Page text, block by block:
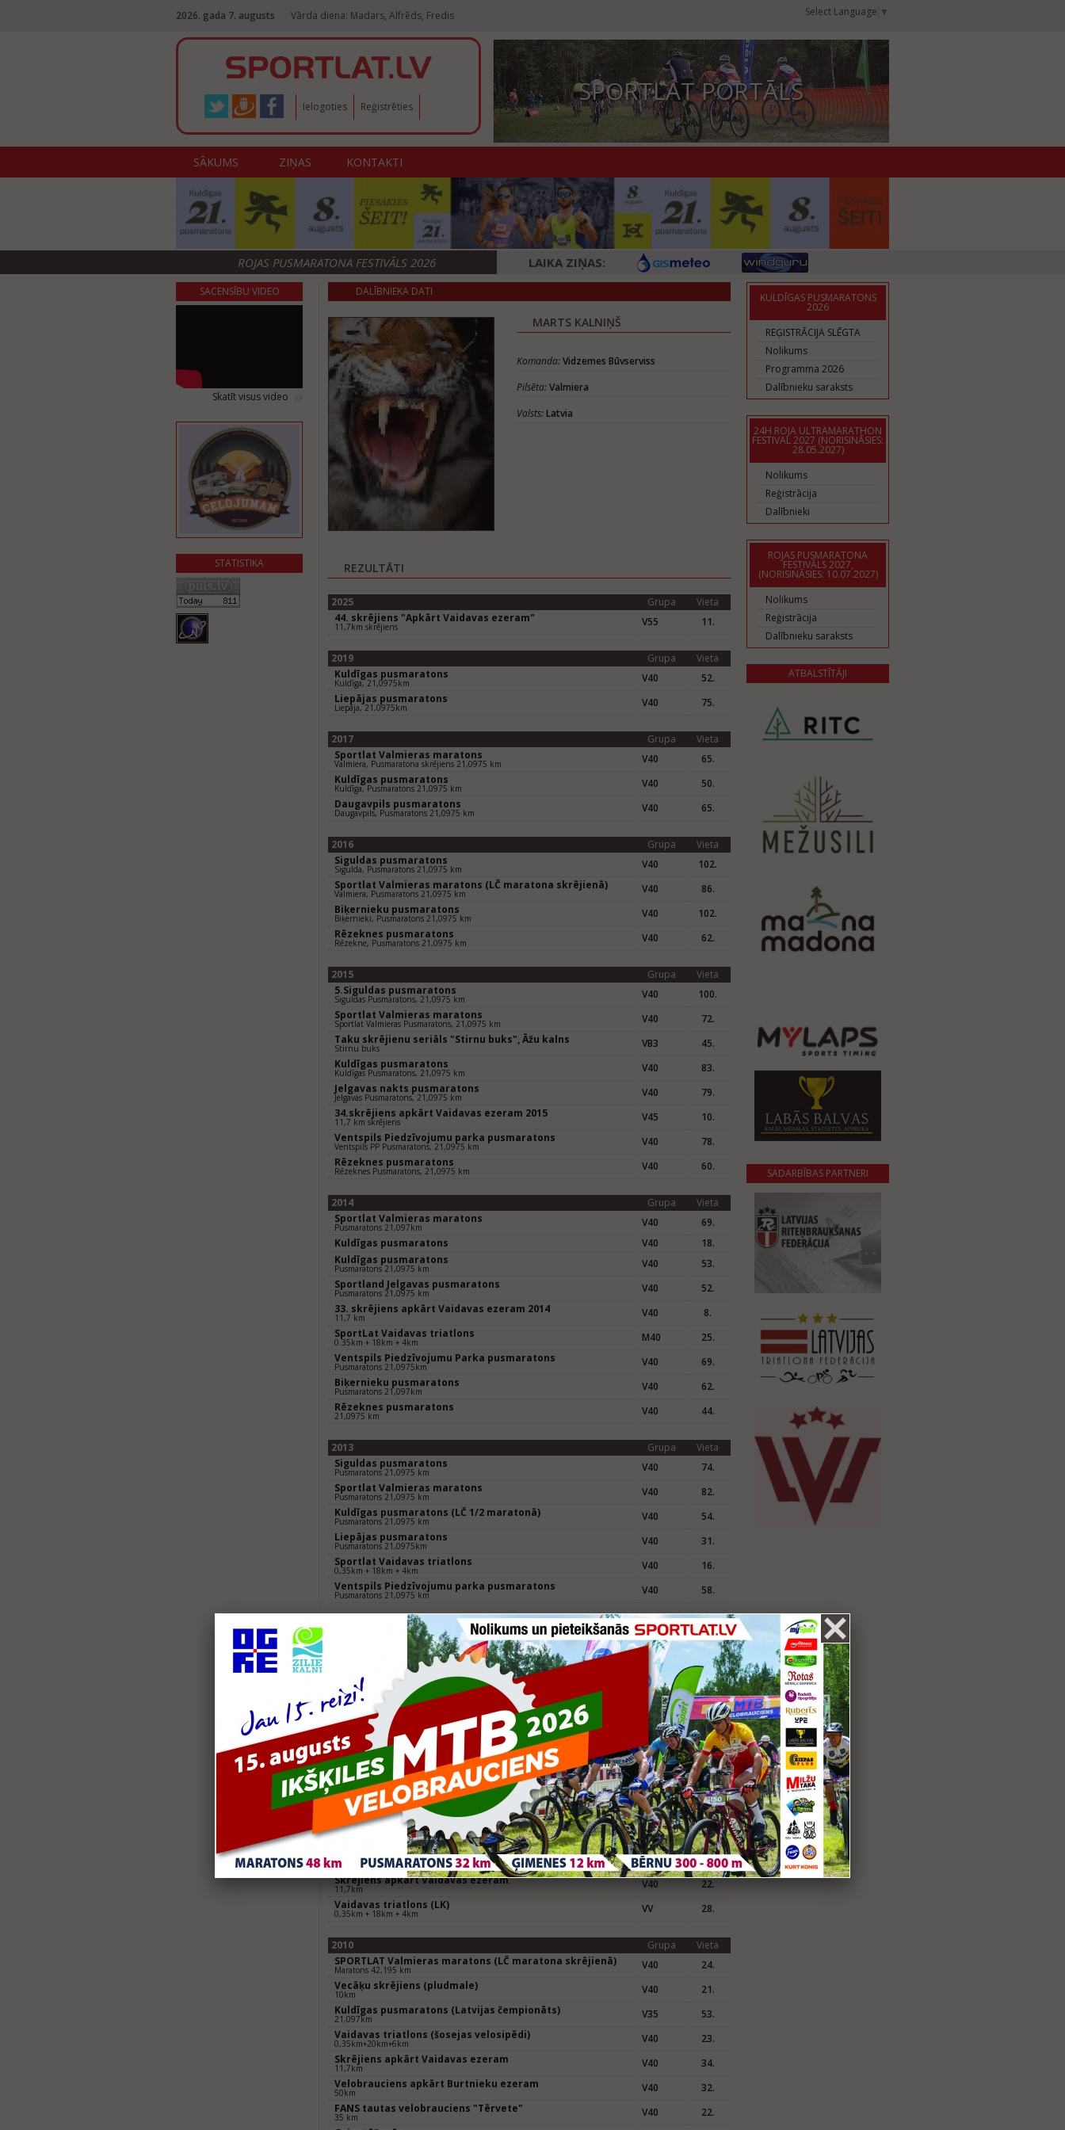
2026. gada 7. augusts Vārda diena: Madars, Alfrēds, Fredis Select Language ▼
Ielogoties Reģistrēties SPORTLAT PORTĀLS
SĀKUMS ZIŅAS KONTAKTI
ROJAS PUSMARATONA FESTIVĀLS 2026 LAIKA ZIŅAS:
SACENSĪBU VIDEO
Skatīt visus video
STATISTIKA
DALĪBNIEKA DATI
MARTS KALNIŅŠ
Komanda:Vidzemes Būvserviss
Pilsēta:Valmiera
Valsts:Latvia
REZULTĀTI
2025 Grupa
Vieta
44. skrējiens "Apkārt Vaidavas ezeram"
11,7km skrējiens V55 11.
2019 Grupa
Vieta
Kuldīgas pusmaratons
Kuldīga, 21,0975km V40
52.
Liepājas pusmaratons
Liepāja, 21,0975km V40 75.
2017 Grupa
Vieta
Sportlat Valmieras maratons
Valmiera, Pusmaratona skrējiens 21,0975 km V40
65.
Kuldīgas pusmaratons
Kuldīga, Pusmaratons 21,0975 km V40
50.
Daugavpils pusmaratons
Daugavpils, Pusmaratons 21,0975 km V40 65.
2016 Grupa
Vieta
Siguldas pusmaratons
Sigulda, Pusmaratons 21,0975 km V40
102.
Sportlat Valmieras maratons (LČ maratona skrējienā)
Valmiera, Pusmaratons 21,0975 km V40
86.
Biķernieku pusmaratons
Biķernieki, Pusmaratons 21,0975 km V40
102.
Rēzeknes pusmaratons
Rēzekne, Pusmaratons 21,0975 km V40 62.
2015 Grupa
Vieta
5.Siguldas pusmaratons
Siguldas Pusmaratons, 21,0975 km V40
100.
Sportlat Valmieras maratons
Sportlat Valmieras Pusmaratons, 21,0975 km V40
72.
Taku skrējienu seriāls "Stirnu buks", Āžu kalns
Stirnu buks VB3
45.
Kuldīgas pusmaratons
Kuldīgas Pusmaratons, 21,0975 km V40
83.
Jelgavas nakts pusmaratons
Jelgavas Pusmaratons, 21,0975 km V40
79.
34.skrējiens apkārt Vaidavas ezeram 2015
11,7 km skrējiens V45
10.
Ventspils Piedzīvojumu parka pusmaratons
Ventspils PP Pusmaratons, 21,0975 km V40
78.
Rēzeknes pusmaratons
Rēzeknes Pusmaratons, 21,0975 km V40 60.
2014 Grupa
Vieta
Sportlat Valmieras maratons
Pusmaratons 21,097km V40
69.
Kuldīgas pusmaratons
V40
18.
Kuldīgas pusmaratons
Pusmaratons 21,0975 km V40
53.
Sportland Jelgavas pusmaratons
Pusmaratons 21,0975 km V40
52.
33. skrējiens apkārt Vaidavas ezeram 2014
11,7 km V40
8.
SportLat Vaidavas triatlons
0.35km + 18km + 4km M40
25.
Ventspils Piedzīvojumu Parka pusmaratons
Pusmaratons 21,0975km V40
69.
Biķernieku pusmaratons
Pusmaratons 21,097km V40
62.
Rēzeknes pusmaratons
21,0975 km V40 44.
2013 Grupa
Vieta
Siguldas pusmaratons
Pusmaratons 21,0975 km V40
74.
Sportlat Valmieras maratons
Pusmaratons 21,0975 km V40
82.
Kuldīgas pusmaratons (LČ 1/2 maratonā)
Pusmaratons 21,0975 km V40
54.
Liepājas pusmaratons
Pusmaratons 21,0975km V40
31.
Sportlat Vaidavas triatlons
0,35km + 18km + 4km V40
16.
Ventspils Piedzīvojumu parka pusmaratons
Pusmaratons 21,0975 km V40 58.
Grupa
Vieta
Siguldas pusmaratons
Pusmaratons 21,097km V40
39.
Sportlat Valmieras maratons
Pusmaratons 21,097km V40
67.
Sportlat Vaidavas triatlons
0.35+18+4 V40
8.
Kuldīgas Pusmaratons
Pusmaratons 21,097 km V40
50.
Ventspils Piedzīvojumu parka Pusmaratons
Pusmaratons 21,097 km V40 49.
2011 Grupa
Vieta
Valmieras maratons 2011 un LČ maratonā
Pusmaratons 21,0975 km V40
30.
6.SEB Kuldīgas pusmaratons, LČ pusmaratonā
21,0975km V40
31.
Liepājas Pusmaratons 2011, LSVS Latvijas čempionāts
pusmaratonā
Pusmaratons 21,097 km
V40
28.
Skrējiens apkārt Vaidavas ezeram
11,7km V40
22.
Vaidavas triatlons (LK)
0,35km + 18km + 4km VV 28.
2010 Grupa
Vieta
SPORTLAT Valmieras maratons (LČ maratona skrējienā)
Maratons 42,195 km V40
24.
Vecāķu skrējiens (pludmale)
10km V40
21.
Kuldīgas pusmaratons (Latvijas čempionāts)
21,097km V35
53.
Vaidavas triatlons (šosejas velosipēdi)
0,35km+20km+6km V40
23.
Skrējiens apkārt Vaidavas ezeram
11,7km V40
34.
Velobrauciens apkārt Burtnieku ezeram
50km V40
32.
FANS tautas velobrauciens "Tērvete"
35 km V40
22.
KULDĪGAS PUSMARATONS
2026
REĢISTRĀCIJA SLĒGTA
Nolikums
Programma 2026
Dalībnieku saraksts
24H ROJA ULTRAMARATHON
FESTIVAL 2027 (NORISINĀSIES:
28.05.2027)
Nolikums
Reģistrācija
Dalībnieki
ROJAS PUSMARATONA
FESTIVĀLS 2027,
(NORISINĀSIES: 10.07.2027)
Nolikums
Reģistrācija
Dalībnieku saraksts
ATBALSTĪTĀJI
SADARBĪBAS PARTNERI